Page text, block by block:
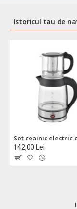
Istoricul tau de
142,00 Lei